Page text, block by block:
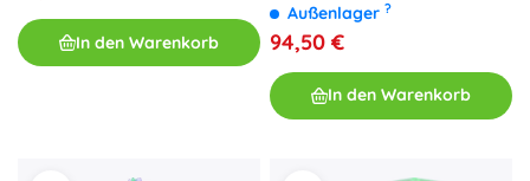
In den Warenkorb
Pastellfarben, 110 Teile
Außenlager ?
94,50 €
In den Warenkorb